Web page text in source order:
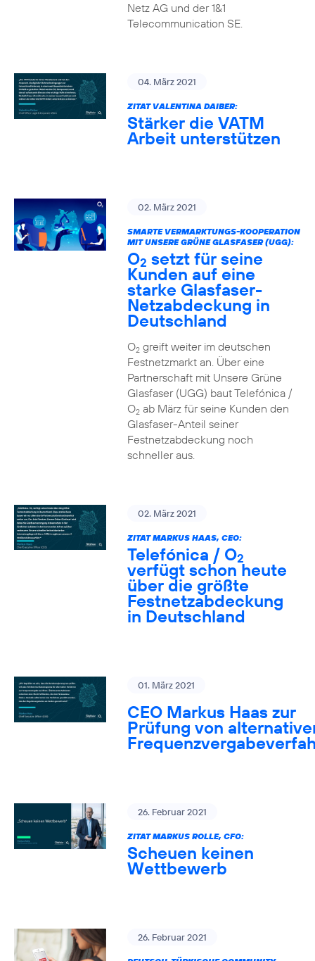
Netz AG und der 1&1
Telecommunication SE.
04. März 2021
ZITAT VALENTINA DAIBER:
Stärker die VATM
Arbeit unterstützen
02. März 2021
SMARTE VERMARKTUNGS-KOOPERATION
MIT UNSERE GRÜNE GLASFASER (UGG):
O2 setzt für seine
Kunden auf eine
starke Glasfaser-
Netzabdeckung in
Deutschland
O2greift weiter im deutschen
Festnetzmarkt an. Über eine
Partnerschaft mit Unsere Grüne
Glasfaser (UGG) baut Telefónica /
O2ab März für seine Kunden den
Glasfaser-Anteil seiner
Festnetzabdeckung noch
schneller aus.
02. März 2021
ZITAT MARKUS HAAS, CEO:
Telefónica / O2
verfügt schon heute
über die größte
Festnetzabdeckung
in Deutschland
01. März 2021
CEO Markus Haas zur
Prüfung von
26. Februar 2021
ZITAT MARKUS ROLLE, CFO:
Scheuen keinen
Wettbewerb
26. Februar 2021